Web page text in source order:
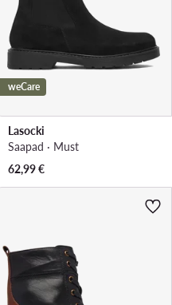
weCare
Lasocki
Saapad · Must
62,99€